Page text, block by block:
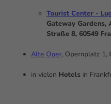
Tourist Center -
Gateway Gardens,
Straße 8, 60549
Alte Oper, Opernplatz 1,
in vielen Hotels in